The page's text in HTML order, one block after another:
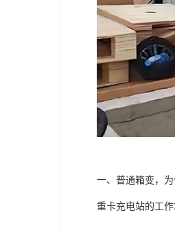
一、普通箱变，
重卡充电站的工